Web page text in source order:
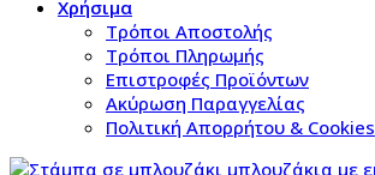
Χρήσιμα
Τρόποι Αποστολής
Τρόποι Πληρωμής
Επιστροφές Προϊόντων
Ακύρωση Παραγγελίας
Πολιτική Απορρήτου & Cookies